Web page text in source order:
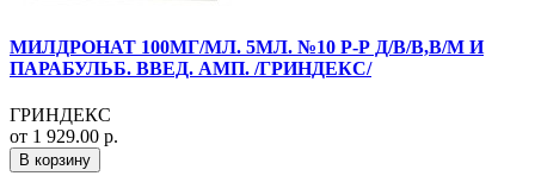
МИЛДРОНАТ 100МГ/МЛ. 5МЛ. №10 Р-Р Д/В/В,В/М И
ПАРАБУЛЬБ. ВВЕД. АМП. /ГРИНДЕКС/
ГРИНДЕКС
от 1 929.00 р.
В корзину